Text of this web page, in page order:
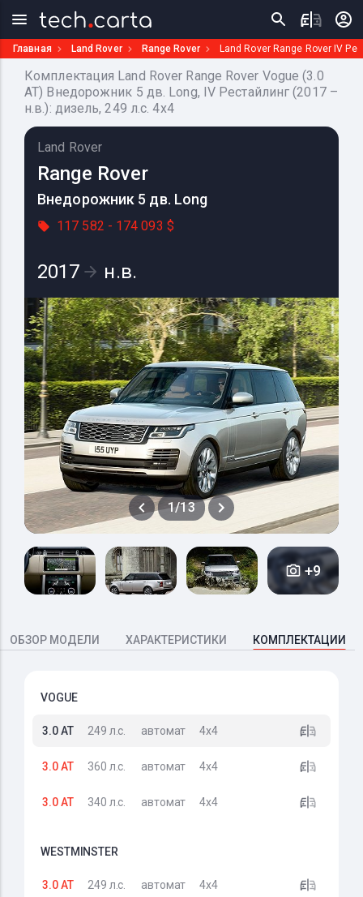
Главная Land Rover Range Rover Land Rover Range Rover IV
Комплектация Land Rover Range Rover Vogue (3.0
AT) Внедорожник 5 дв. Long, IV Рестайлинг (2017 –
н.в.): дизель, 249 л.с. 4x4
Land Rover
Range Rover
Внедорожник 5 дв. Long
117 582 - 174 093 $
2017 н.в.
1/13
+9
ОБЗОР МОДЕЛИ ХАРАКТЕРИСТИКИ КОМПЛЕКТАЦИИ
VOGUE
3.0 AT 249 л.с. автомат 4x4
3.0 AT 360 л.с. автомат 4x4
3.0 AT 340 л.с. автомат 4x4
WESTMINSTER
3.0 AT 249 л.с. автомат 4x4